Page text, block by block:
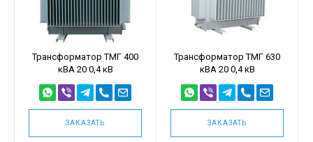
Трансформатор ТМГ 400
кВА 20 0,4 кВ
ЗАКАЗАТЬ
Трансформатор ТМГ 630
кВА 20 0,4 кВ
ЗАКАЗАТЬ